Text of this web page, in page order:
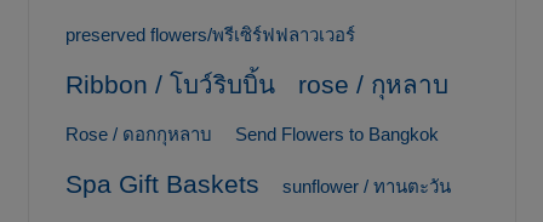
preserved flowers/พรีเซิร์ฟฟลาวเวอร์
Ribbon / โบว์ริบบิ้น rose / กุหลาบ
Rose / ดอกกุหลาบ Send Flowers to Bangkok
Spa Gift Baskets sunflower / ทานตะวัน